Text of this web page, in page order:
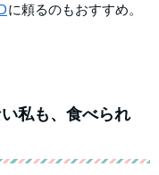
に頼るのもおすすめ。
私も、食べられ